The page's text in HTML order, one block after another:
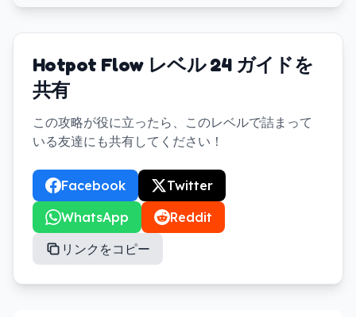
Hotpot Flow レベル 24 ガイドを
共有
この攻略が役に立ったら、このレベルで詰まって
いる友達にも共有してください！
Facebook
Twitter
WhatsApp
Reddit
リンクをコピー